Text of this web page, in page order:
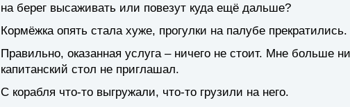
на берег высаживать или повезут куда ещё дальше?
Кормёжка опять стала хуже, прогулки на палубе прекратились.
Правильно, оказанная услуга – ничего не стоит. Мне больше
капитанский стол не приглашал.
С корабля что-то выгружали, что-то грузили на него.